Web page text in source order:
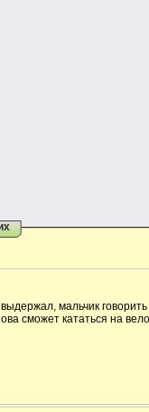
мальчик
сможет кататься на